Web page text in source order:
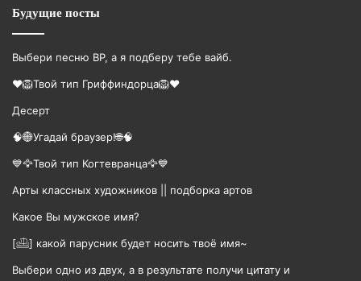
Будущие посты
Выбери песню BP, а я подберу тебе вайб.
❤️🦁Твой тип Гриффиндорца🦁❤️
Десерт
🧠🌐Угадай браузер!🌐🧠
💙🦅Твой тип Когтевранца🦅💙
Арты классных художников || подборка артов
Какое Вы мужское имя?
[𓊝] какой парусник будет носить твоë имя~
Выбери одно из двух, а в результате получи цитату и